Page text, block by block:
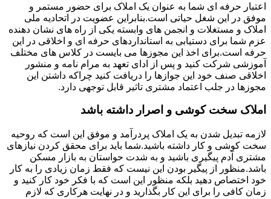
اعتبار حرفه ای شما به عنوان یک املاک برای حضور مستمر و
موفق در این شغل حیاتی است.بنابراین عضویت در اتحادیه ملی
املاک و مستغلات و انجمن های وابسته یکی از راه های نشان دهنده
عزم شما برای دستیابی به استانداردهای حرفه ای و اخلاقی در این
حرفه است.برای اخذ این مجوزها می بایست در کلاس های مختلف
آموزشی شرکت کنید و پس از ادای تعهد به مرام نامه و منشور
اخلاقی صنف خود این جوازها را دریافت کنید چراکه داشتن این
مجوزها در جلب اعتماد مشتری تاثیر قابل توجهی دارد.
املاک سخت کوشی و اصرار داشته باشد
لازمه تبدیل شدن به یک املاک پردرآمد و موفق این است که روحیه
سخت کوشی و کار داشته باشید.شما باید برای محقق کردن نیازهای
مشتری آدم پیگیری باشید و به شدت حواستان به بازار مسکن
باشد.منظور از پیگیر بودن این نیست که فقط زمان زیادی را به کار
خود اختصاص دهید بلکه منظور این است که با فکر خود کار کنید و
زمان کافی را برای این کار بگذارید و در نهایت هرکاری که لازم